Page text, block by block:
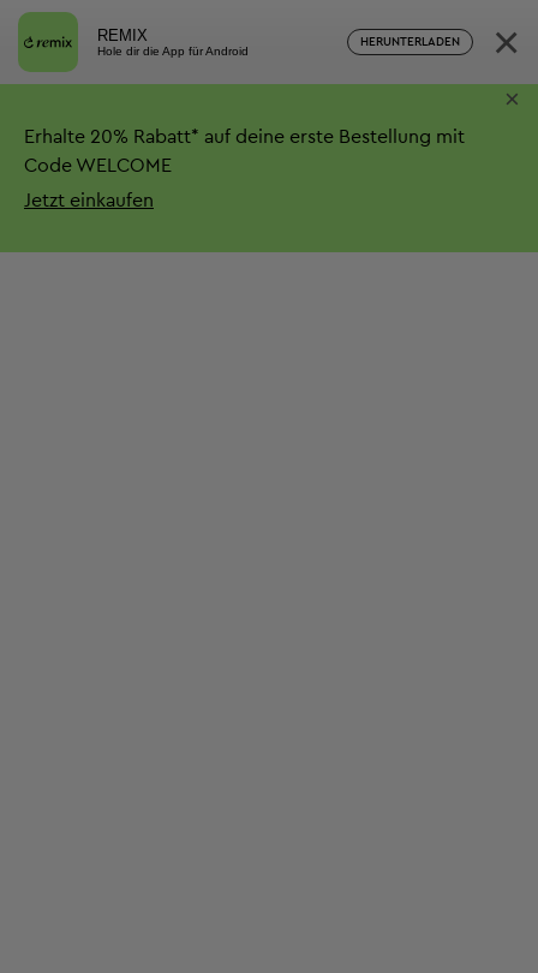
REMIX
Hole dir die App für Android
HERUNTERLADEN ×
Erhalte 20% Rabatt* auf deine erste Bestellung mit
Code WELCOME
Jetzt einkaufen
×